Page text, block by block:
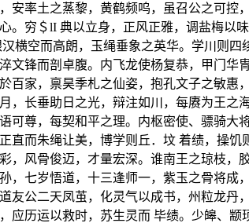
安率土之蒸黎，黄鹤频呜，虽召公之可
。穷＄lI 典以立身，正风正雅，调盐梅以
横空而高朗，玉绳垂象之英华。学川则
文锋而剖卓腹。内飞龙使杨复恭，甲门华
百家，禀昊季札之仙姿，抱孔文子之敏
，长垂助日之光，辩注如川，每赓为王
可尊，每契和平之理。内枢密使、骠骑
直而朱绳让美，博学则丘．坟 着绩，操
，风骨俊迈，才量宏深。谁南王之琼枝
，七岁悟道，十三逢师一，紫玉之骨将
友公二天凤茧，化灵气以成书，州粒龙
应历运以救时，苏生灵而 毕绩。少皞、